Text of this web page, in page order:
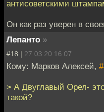
антисоветскими
Он как раз уверен в
Лепанто »
#18 | 27.03.20 16:07
Кому: Марков Алексей,
> А Двуглавый Орел-
такой?